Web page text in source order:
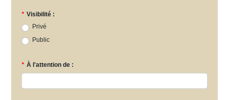
* Visibilité :
Privé
Public
* À l'attention de :